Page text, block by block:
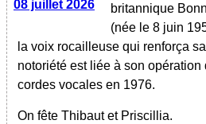
08 juillet 2026
britannique
(née le 8 juin
la voix rocailleuse qui renforça sa
notoriété est liée à son opération
cordes vocales en 1976.
On fête Thibaut et Priscillia.